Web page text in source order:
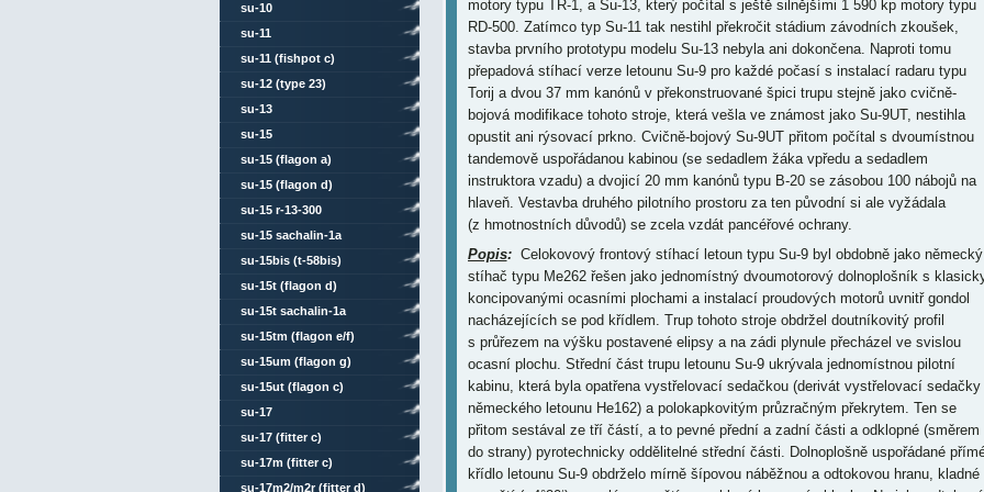
motory typu TR-1, a Su-13, který počítal s ještě silnějšími 1 590 kp motory typu
RD-500. Zatímco typ Su-11 tak nestihl překročit stádium závodních zkoušek,
stavba prvního prototypu modelu Su-13 nebyla ani dokončena. Naproti tomu
přepadová stíhací verze letounu Su-9 pro každé počasí s instalací radaru typu
Torij a dvou 37 mm kanónů v překonstruované špici trupu stejně jako cvičně-
bojová modifikace tohoto stroje, která vešla ve známost jako Su-9UT, nestihla
opustit ani rýsovací prkno. Cvičně-bojový Su-9UT přitom počítal s dvoumístnou
tandemově uspořádanou kabinou (se sedadlem žáka vpředu a sedadlem
instruktora vzadu) a dvojicí 20 mm kanónů typu B-20 se zásobou 100 nábojů na
hlaveň. Vestavba druhého pilotního prostoru za ten původní si ale vyžádala
(z hmotnostních důvodů) se zcela vzdát pancéřové ochrany.
Popis:Celokovový frontový stíhací letoun typu Su-9 byl obdobně jako německý
stíhač typu Me262 řešen jako jednomístný dvoumotorový dolnoplošník s
koncipovanými ocasními plochami a instalací proudových motorů uvnitř gondol
nacházejících se pod křídlem. Trup tohoto stroje obdržel doutníkovitý profil
s průřezem na výšku postavené elipsy a na zádi plynule přecházel ve svislou
ocasní plochu. Střední část trupu letounu Su-9 ukrývala jednomístnou pilotní
kabinu, která byla opatřena vystřelovací sedačkou (derivát vystřelovací sedačky
německého letounu He162) a polokapkovitým průzračným překrytem. Ten se
přitom sestával ze tří částí, a to pevné přední a zadní části a odklopné (směrem
do strany) pyrotechnicky oddělitelné střední části. Dolnoplošně uspořádané
křídlo letounu Su-9 obdrželo mírně šípovou náběžnou a odtokovou hranu, kladné
su-10
su-11
su-11 (fishpot c)
su-12 (type 23)
su-13
su-15
su-15 (flagon a)
su-15 (flagon d)
su-15 r-13-300
su-15 sachalin-1a
su-15bis (t-58bis)
su-15t (flagon d)
su-15t sachalin-1a
su-15tm (flagon e/f)
su-15um (flagon g)
su-15ut (flagon c)
su-17
su-17 (fitter c)
su-17m (fitter c)
su-17m2/m2r (fitter d)